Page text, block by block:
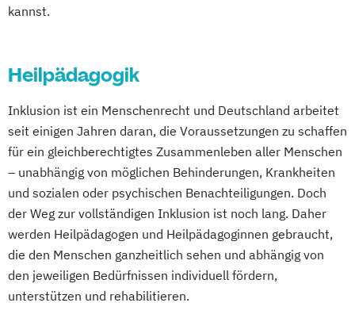
Pharmamanagement und
Psychologie
Psychologie mit Schwerpunkt Klinische
Psychologie und Psychologisches
Empowerment
Psychosoziale Beratung in Sozialer Arbeit
Soziale Arbeit
Soziale Arbeit Duales Studium
Soziale Arbeit Präsenzstudium
kannst.
Heilpädagogik
Inklusion ist ein Menschenrecht und Deutschland arbeitet
seit einigen Jahren daran, die Voraussetzungen zu schaffen
für ein gleichberechtigtes Zusammenleben aller Menschen
– unabhängig von möglichen Behinderungen, Krankheiten
und sozialen oder psychischen Benachteiligungen. Doch
der Weg zur vollständigen Inklusion ist noch lang. Daher
werden Heilpädagogen und Heilpädagoginnen gebraucht,
die den Menschen ganzheitlich sehen und abhängig von
den jeweiligen Bedürfnissen individuell fördern,
unterstützen und rehabilitieren.